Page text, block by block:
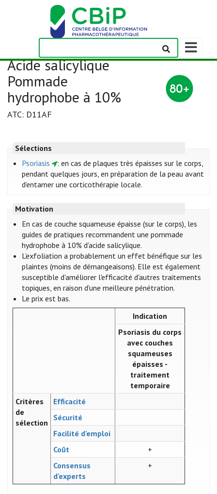
Afficher/
la
de
navigation
Acide salicylique
Pommade
hydrophobe à 10%
ATC: D11AF
Sélections
Psoriasis
: en cas de plaques très épaisses sur le corps,
pendant quelques jours, en préparation de la peau avant
d’entamer une corticothérapie locale.
Motivation
En cas de couche squameuse épaisse (sur le corps), les
guides de pratiques recommandent une pommade
hydrophobe à 10% d'acide salicylique​​​​​​​​​​​​.
L’exfoliation a probablement un effet bénéfique sur les
plaintes (moins de démangeaisons). Elle est également
susceptible d'améliorer l'efficacité d'autres traitements
topiques, en raison d'une meilleure pénétration.
Le prix est bas.
Indication
Psoriasis du corps
avec couches
squameuses
épaisses -
traitement
temporaire
Critères
de
sélection
Efficacité
Sécurité
Facilité d'emploi
Coût
+
Consensus
d'experts
+